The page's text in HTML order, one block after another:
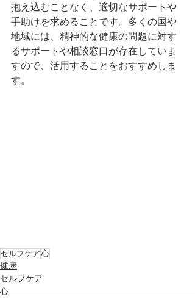
抱え込むことなく、適切なサポートや
手助けを求めることです。多くの国や
地域には、精神的な健康の問題に対す
るサポートや相談窓口が存在していま
すので、活用することをおすすめしま
す。
セルフケア 心
健康
セルフケア
心